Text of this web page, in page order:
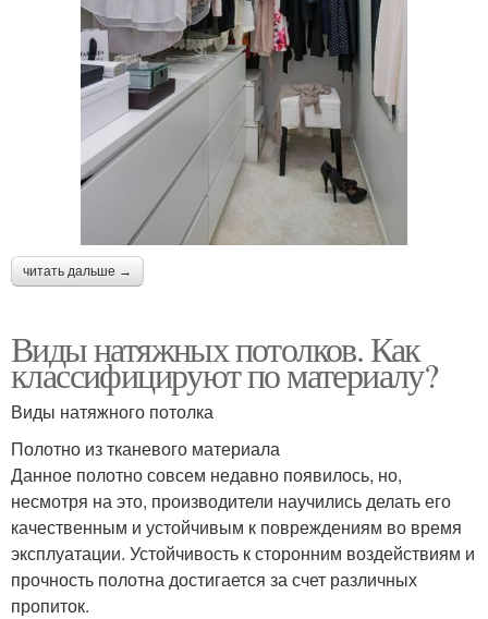
читать дальше →
Виды натяжных потолков. Как
классифицируют по материалу?
Виды натяжного потолка
Полотно из тканевого материала
Данное полотно совсем недавно появилось, но,
несмотря на это, производители научились делать его
качественным и устойчивым к повреждениям во время
эксплуатации. Устойчивость к сторонним воздействиям и
прочность полотна достигается за счет различных
пропиток.